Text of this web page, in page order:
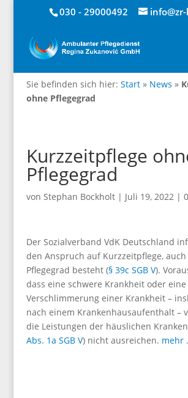
030 - 29000492
Sie befinden sich hier: Start» News »
ohne Pflegegrad
Kurzzeitpflege
Pflegegrad
von Stephan Bockholt| Juli 19, 2022|
Der Sozialverband VdK Deutschland
den Anspruch auf Kurzzeitpflege,
Pflegegrad besteht (§ 39c SGB V).
dass eine schwere Krankheit oder eine
Verschlimmerung einer Krankheit –
nach einem Krankenhausaufenthalt –
die Leistungen der häuslichen
Abs. 1a SGB V) nicht ausreichen. mehr